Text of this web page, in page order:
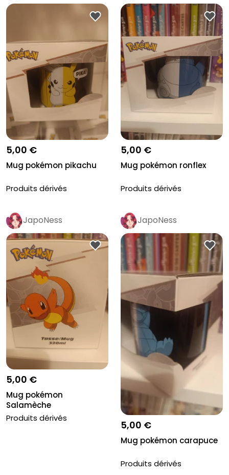
5,00 €
Mug pokémon pikachu
Produits dérivés
5,00 €
Mug pokémon ronflex
Produits dérivés
JapoNess
5,00 €
Mug pokémon
Salamèche
Produits dérivés
JapoNess
5,00 €
Mug pokémon carapuce
Produits dérivés